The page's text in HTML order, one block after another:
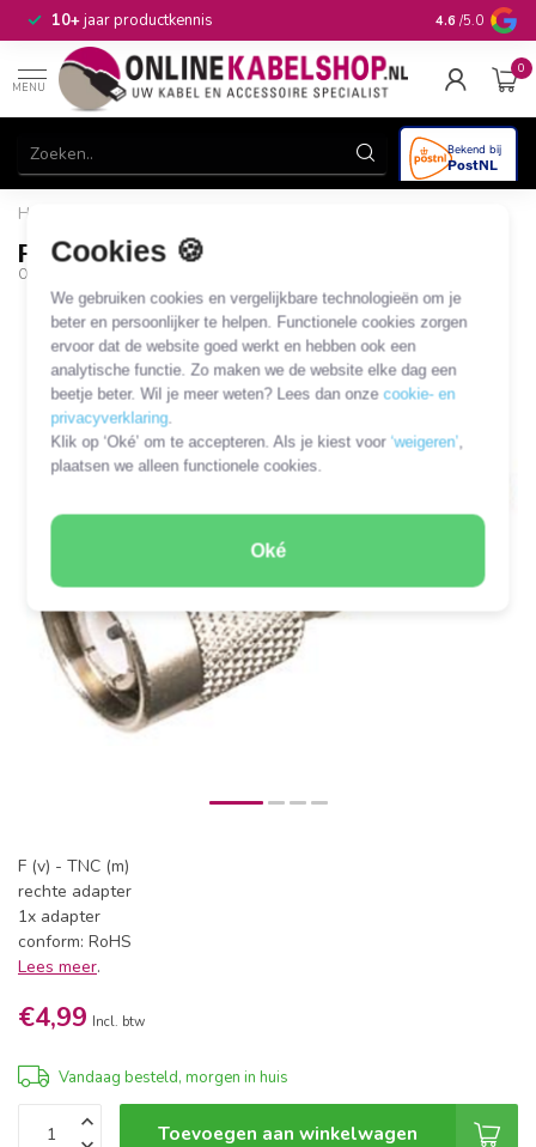
Cookies 🍪
We gebruiken cookies en vergelijkbare technologieën om je
beter en persoonlijker te helpen. Functionele cookies zorgen
ervoor dat de website goed werkt en hebben ook een
analytische functie. Zo maken we de website elke dag een
beetje beter. Wil je meer weten? Lees dan onzecookie- en
privacyverklaring.
Klik op ‘Oké’ om te accepteren. Als je kiest voor ‘weigeren’,
plaatsen we alleen functionele cookies.
Oké
10+jaar productkennis 4.6 /5.0
MENU
0
Home
F (v) - TNC (m) adapter
OKS-31439
F (v) - TNC (m)
rechte adapter
1x adapter
conform: RoHS
Lees meer.
€4,99 Incl. btw
Vandaag besteld, morgen in huis
Toevoegen aan winkelwagen